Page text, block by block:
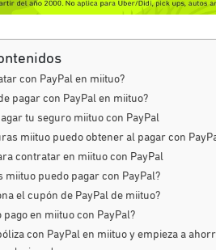
con PayPal en miituo?
pagar con PayPal en miituo?
tu seguro miituo con PayPal
miituo puedo obtener al pagar con
contratar en miituo con PayPal
miituo puedo pagar con PayPal?
el cupón de PayPal de miituo?
pago en miituo con PayPal?
con PayPal en miituo y empieza a